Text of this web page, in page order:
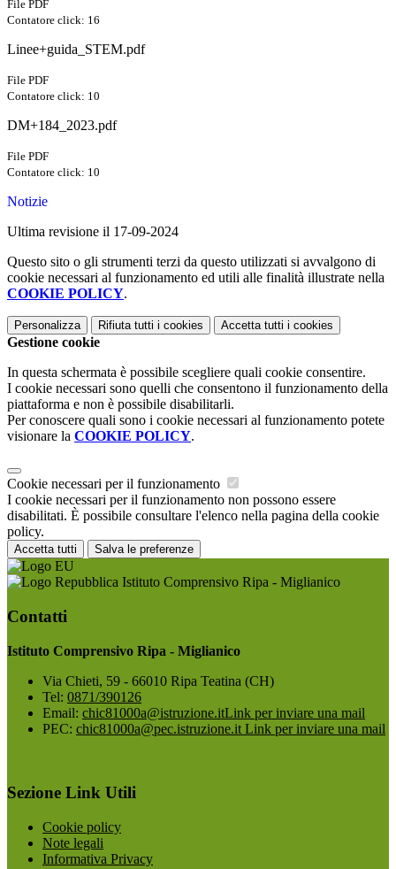
File PDF
Contatore click: 16
Linee+guida_STEM.pdf
File PDF
Contatore click: 10
DM+184_2023.pdf
File PDF
Contatore click: 10
Notizie
Ultima revisione il 17-09-2024
Questo sito o gli strumenti terzi da questo utilizzati si avvalgono di
cookie necessari al funzionamento ed utili alle finalità illustrate nella
COOKIE POLICY.
Personalizza Rifiuta tutti i cookies Accetta tutti i cookies
Gestione cookie
In questa schermata è possibile scegliere quali cookie consentire.
I cookie necessari sono quelli che consentono il funzionamento della
piattaforma e non è possibile disabilitarli.
Per conoscere quali sono i cookie necessari al funzionamento potete
visionare la COOKIE POLICY.
Cookie necessari per il funzionamento
I cookie necessari per il funzionamento non possono essere
disabilitati. È possibile consultare l'elenco nella pagina della cookie
policy.
Accetta tutti Salva le preferenze
Istituto Comprensivo Ripa - Miglianico
Contatti
Istituto Comprensivo Ripa - Miglianico
Via Chieti, 59 - 66010 Ripa Teatina (CH)
Tel: 0871/390126
Email: chic81000a@istruzione.itLink per inviare una mail
PEC: chic81000a@pec.istruzione.it Link per inviare una mail
Sezione Link Utili
Cookie policy
Note legali
Informativa Privacy